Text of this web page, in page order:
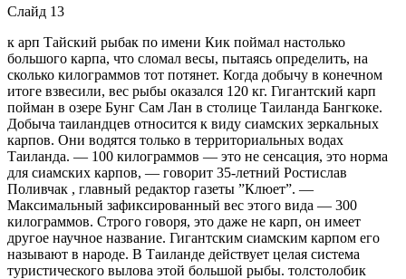
Слайд 13
к арп Тайский рыбак по имени Кик поймал настолько
большого карпа, что сломал весы, пытаясь определить, на
сколько килограммов тот потянет. Когда добычу в конечном
итоге взвесили, вес рыбы оказался 120 кг. Гигантский карп
пойман в озере Бунг Сам Лан в столице Таиланда Бангкоке.
Добыча таиландцев относится к виду сиамских зеркальных
карпов. Они водятся только в территориальных водах
Таиланда. — 100 килограммов — это не сенсация, это норма
для сиамских карпов, — говорит 35-летний Ростислав
Поливчак , главный редактор газеты ”Клюет”. —
Максимальный зафиксированный вес этого вида — 300
килограммов. Строго говоря, это даже не карп, он имеет
другое научное название. Гигантским сиамским карпом его
называют в народе. В Таиланде действует целая система
туристического вылова этой большой рыбы. толстолобик